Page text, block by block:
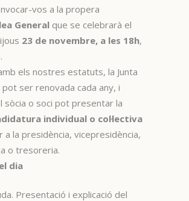
vos a la propera
General que se celebrarà el
23 de novembre, a les 18h,
els nostres estatuts, la Junta
ser renovada cada any, i
sòcia o soci pot presentar la
individual o col·lectiva
a la presidència, vicepresidència,
o tresoreria.
dia
Presentació i explicació del